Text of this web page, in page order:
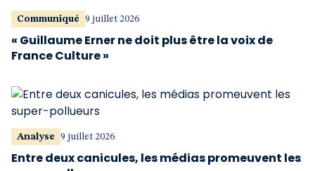
Communiqué 9 juillet 2026
« Guillaume Erner ne doit plus être la voix de
France Culture »
Analyse 9 juillet 2026
Entre deux canicules, les médias promeuvent les